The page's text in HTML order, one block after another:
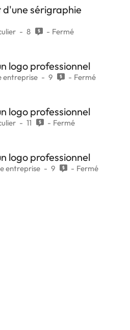
sérigraphie
8 Fermé
logo professionnel
entreprise 9 Fermé
logo professionnel
11 Fermé
logo professionnel
entreprise 9 Fermé